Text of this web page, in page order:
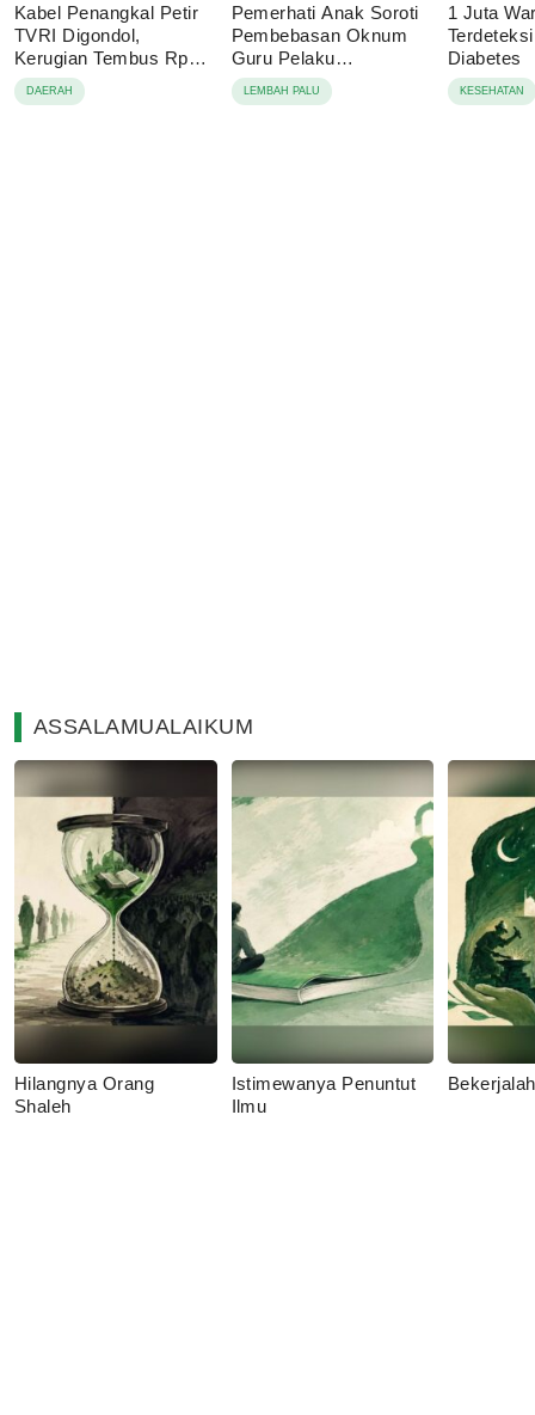
Kabel Penangkal Petir
TVRI Digondol,
Kerugian Tembus Rp80
Juta
DAERAH
Pemerhati Anak Soroti
Pembebasan Oknum
Guru Pelaku
Pencabulan, Desak
Proses Hukum
LEMBAH PALU
1 Juta
Diabetes
KESEHATAN
ASSALAMUALAIKUM
Hilangnya Orang
Shaleh
Istimewanya Penuntut
Ilmu
Bekerjalah